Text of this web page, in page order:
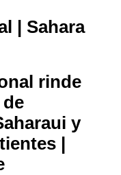
| Sahara
rinde
y
|